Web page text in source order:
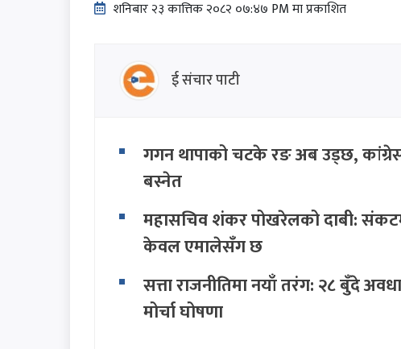
शनिबार २३ कात्तिक २०८२ ०७:४७ PM मा प्रकाशित
ई संचार पाटी
गगन थापाको चटके रङ अब उड्छ,
बस्नेत
महासचिव शंकर पोखरेलको दाबी:
केवल एमालेसँग छ
सत्ता राजनीतिमा नयाँ तरंग: २८ बुँदे
मोर्चा घोषणा